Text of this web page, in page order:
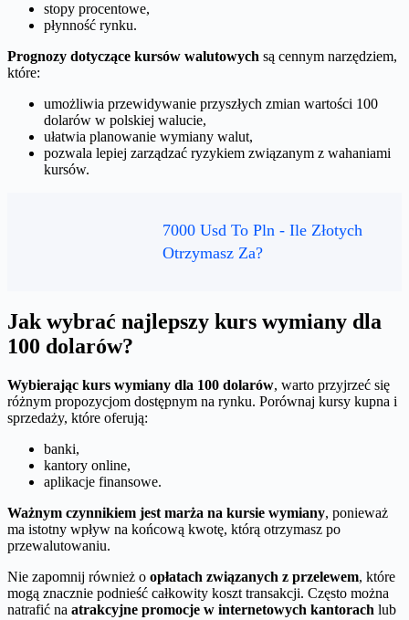
stopy procentowe,
płynność rynku.
Prognozy dotyczące kursów walutowych są cennym narzędziem,
które:
umożliwia przewidywanie przyszłych zmian wartości 100
dolarów w polskiej walucie,
ułatwia planowanie wymiany walut,
pozwala lepiej zarządzać ryzykiem związanym z wahaniami
kursów.
7000 Usd To Pln - Ile Złotych
Otrzymasz Za?
Jak wybrać najlepszy kurs wymiany dla
100 dolarów?
Wybierając kurs wymiany dla 100 dolarów, warto przyjrzeć się
różnym propozycjom dostępnym na rynku. Porównaj kursy kupna i
sprzedaży, które oferują:
banki,
kantory online,
aplikacje finansowe.
Ważnym czynnikiem jest marża na kursie wymiany, ponieważ
ma istotny wpływ na końcową kwotę, którą otrzymasz po
przewalutowaniu.
Nie zapomnij również o opłatach związanych z przelewem, które
mogą znacznie podnieść całkowity koszt transakcji. Często można
natrafić na atrakcyjne promocje w internetowych kantorach lub